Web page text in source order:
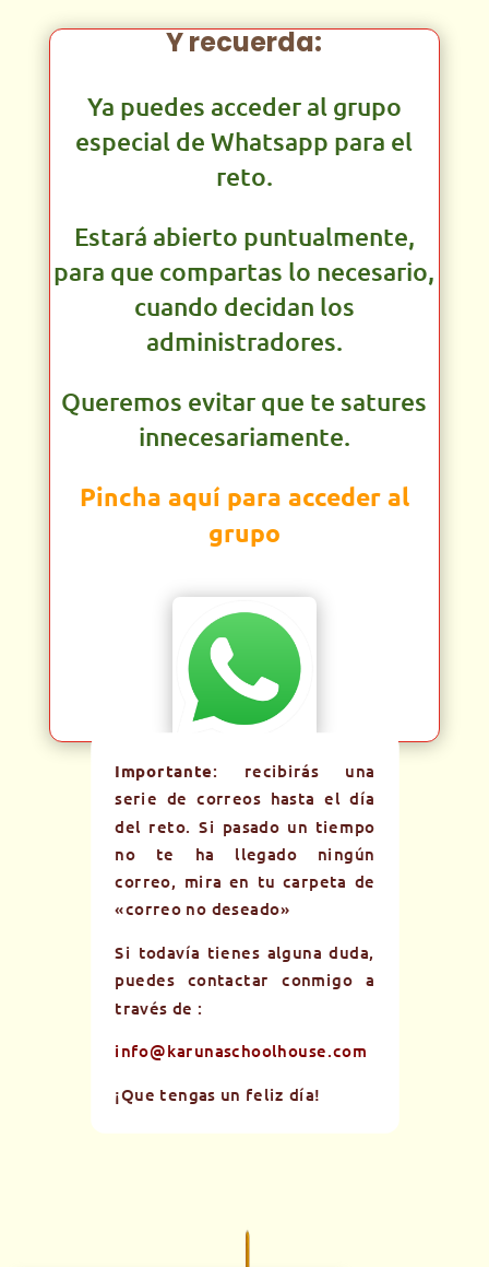
Y recuerda:
Ya puedes acceder al grupo
especial de Whatsapp para el
reto.
Estará abierto puntualmente,
para que compartas lo necesario,
cuando decidan los
administradores.
Queremos evitar que te satures
innecesariamente.
Pincha aquí para acceder al
grupo
Importante: recibirás una
serie de correos hasta el día
del reto. Si pasado un tiempo
no te ha llegado ningún
correo, mira en tu carpeta de
«correo no deseado»
Si todavía tienes alguna duda,
puedes contactar conmigo a
través de :
info@karunaschoolhouse.com
¡Que tengas un feliz día!